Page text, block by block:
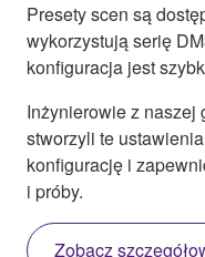
Presety scen są
wykorzystują serię
konfiguracja jest
Inżynierowie z naszej
stworzyli te
konfigurację i
i próby.
Zobacz